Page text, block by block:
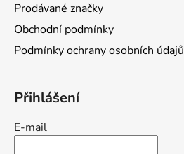
Prodávané značky
Obchodní podmínky
Podmínky ochrany osobních údajů
Přihlášení
E-mail